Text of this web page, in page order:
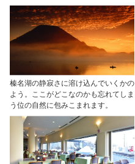
榛名湖の静寂さに溶け込んでいくかの
よう。ここがどこなのかも忘れてしま
う位の自然に包みこまれます。